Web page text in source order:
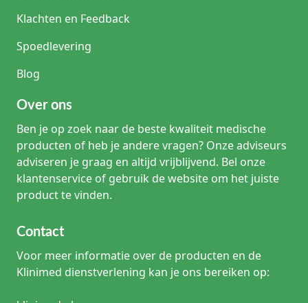
Klachten en Feedback
Spoedlevering
Blog
Over ons
Ben je op zoek naar de beste kwaliteit medische
producten of heb je andere vragen? Onze adviseurs
adviseren je graag en altijd vrijblijvend. Bel onze
klantenservice of gebruik de website om het juiste
product te vinden.
Contact
Voor meer informatie over de producten en de
Klinimed dienstverlening kan je ons bereiken op: